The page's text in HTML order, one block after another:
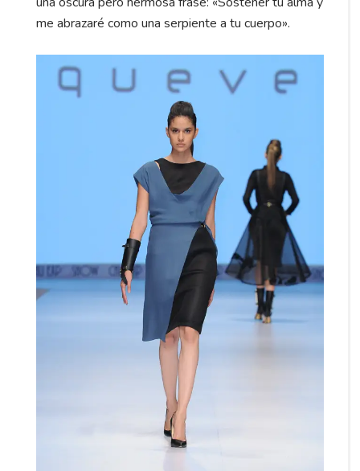
me abrazaré como una serpiente a tu cuerpo».